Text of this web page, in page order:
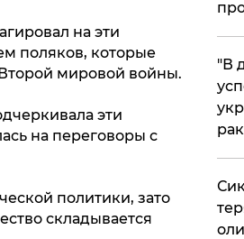
на эти
поляков, которые
мировой войны.
эти
на переговоры с
политики, зато
складывается
​"В